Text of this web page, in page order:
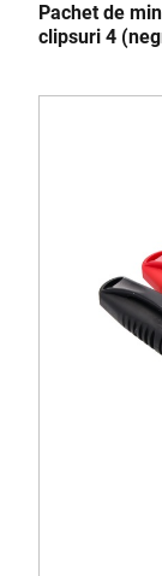
Pachet de
clipsuri 4